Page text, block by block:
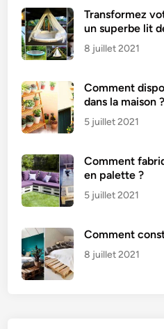
Transformez
un superbe lit
8 juillet 2021
Comment
dans la maison ?
5 juillet 2021
Comment
en palette ?
5 juillet 2021
Comment
8 juillet 2021